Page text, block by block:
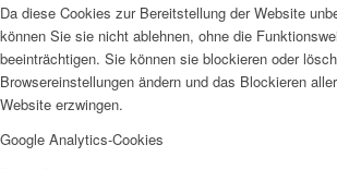
SPFH
Da diese Cookies zur Bereitstellung der Website
können Sie sie nicht ablehnen, ohne die
beeinträchtigen. Sie können sie blockieren oder
Browsereinstellungen ändern und das Blockieren
Website erzwingen.
Google Analytics-Cookies